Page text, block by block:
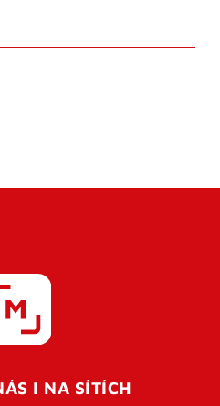
I NA SÍTÍCH